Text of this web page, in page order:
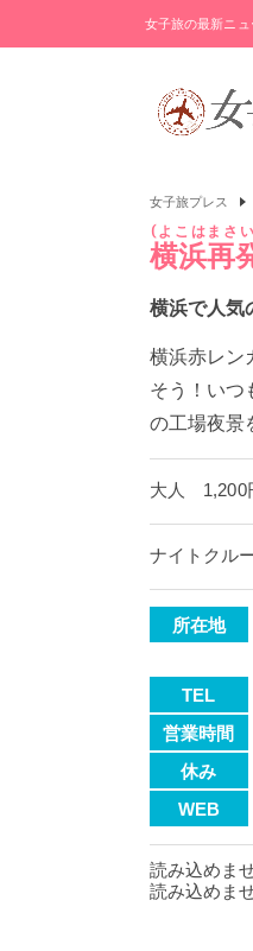
女子旅の最新ニ
女子旅プレス
横浜再
よこはまさ
横浜で人気
横浜赤レン
そう！いつ
の工場夜景
大人 1,200
ナイトクル
所在地
TEL
営業時間
休み
WEB
読み込めま
読み込めま